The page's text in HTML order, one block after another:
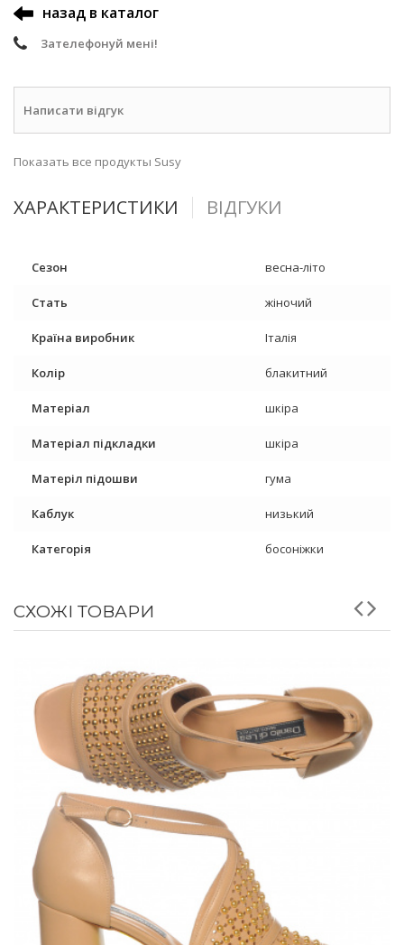
назад в каталог
Зателефонуй мені!
Написати відгук
Показать все продукты Susy
ХАРАКТЕРИСТИКИ ВІДГУКИ
Сезон весна-літо
Стать жіночий
Країна виробник Італія
Колір блакитний
Матеріал шкіра
Матеріал підкладки шкіра
Матеріл підошви гума
Каблук низький
Категорія босоніжки
СХОЖІ ТОВАРИ